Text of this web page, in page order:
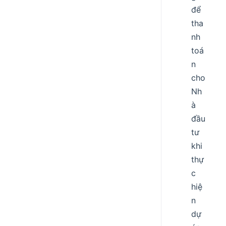
để
tha
nh
toá
n
cho
Nh
à
đầu
tư
khi
thự
c
hiệ
n
dự